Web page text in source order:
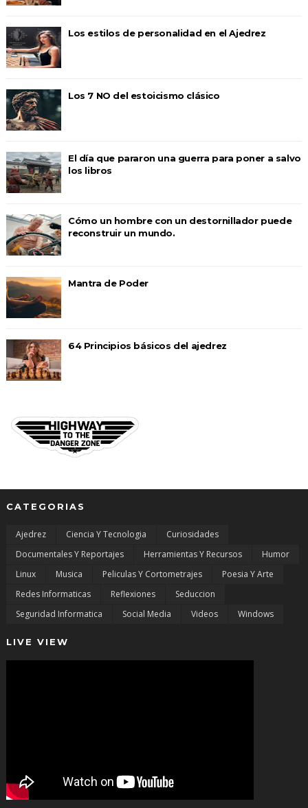
Los estilos de personalidad en el Ajedrez
Los 7 NO del estoicismo clásico
El día que pararon una guerra para poner a salvo
los libros
Cómo un hombre con un destornillador puede
reconstruir un mundo.
Mantra de Poder
64 Principios básicos del ajedrez
CATEGORIAS
Ajedrez Ciencia Y Tecnologia
Curiosidades
Documentales Y Reportajes
Herramientas Y Recursos
Humor
Linux
Musica Peliculas Y Cortometrajes
Poesia Y Arte
Redes Informaticas
Reflexiones
Seduccion
Seguridad Informatica
Social Media Videos Windows
LIVE VIEW